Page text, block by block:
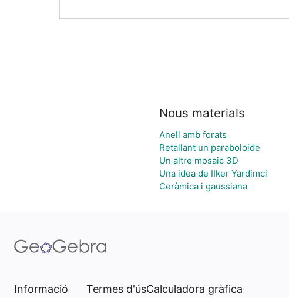
Nous materials
Anell amb forats
Retallant un paraboloide
Un altre mosaic 3D
Una idea de IIker Yardimci
Ceràmica i gaussiana
Informació Termes d'úsCalculadora gràfica